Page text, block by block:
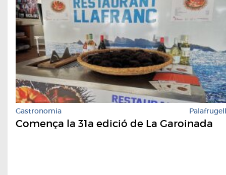
Gastronomia Palafrugell
Comença la 31a edició de La Garoinada